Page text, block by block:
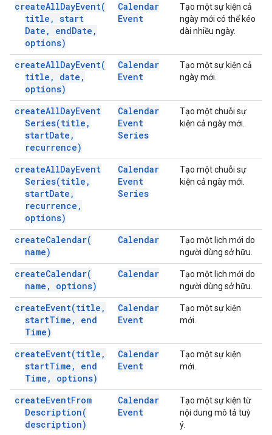
createAllDayEvent(
title , start
Date , endDate ,
options)
Calendar
Event
Tạo một sự kiện cả
ngày mới có thể kéo
dài nhiều ngày.
createAllDayEvent(
title , date ,
options)
Calendar
Event
Tạo một sự kiện cả
ngày mới.
createAllDayEvent
Series(title ,
startDate ,
recurrence)
Calendar
Event
Series
Tạo một chuỗi sự
kiện cả ngày mới.
createAllDayEvent
Series(title ,
startDate ,
recurrence ,
options)
Calendar
Event
Series
Tạo một chuỗi sự
kiện cả ngày mới.
createCalendar(
name)
Calendar
Tạo một lịch mới do
người dùng sở hữu.
createCalendar(
name , options)
Calendar
Tạo một lịch mới do
người dùng sở hữu.
createEvent(title ,
startTime ,
end
Time)
Calendar
Event
Tạo một sự kiện
mới.
createEvent(title ,
startTime ,
end
Time , options)
Calendar
Event
Tạo một sự kiện
mới.
createEventFrom
Description(
description)
Calendar
Event
Tạo một sự kiện từ
nội dung mô tả tuỳ
ý.